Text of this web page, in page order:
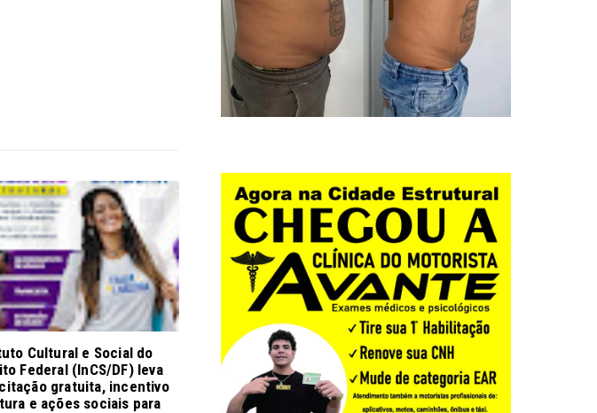
Cultural e Social do
Federal (InCS/DF) leva
gratuita, incentivo
e ações sociais para